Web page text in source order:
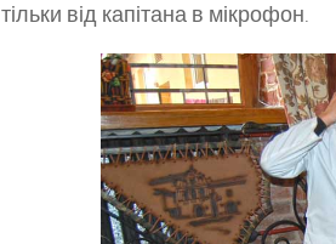
тільки від капітана в мікрофон.